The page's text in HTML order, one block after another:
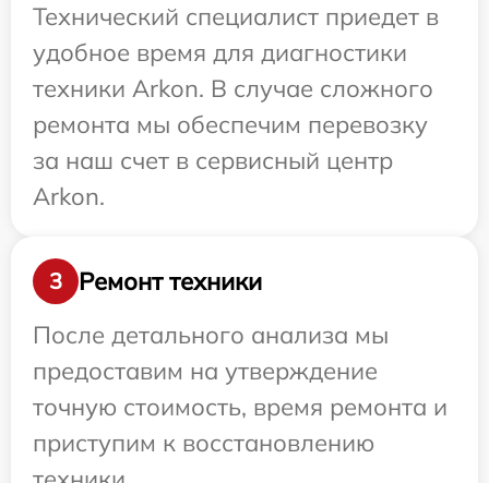
Технический специалист приедет в
удобное время для диагностики
техники Arkon. В случае сложного
ремонта мы обеспечим перевозку
за наш счет в сервисный центр
Arkon.
3
Ремонт техники
После детального анализа мы
предоставим на утверждение
точную стоимость, время ремонта и
приступим к восстановлению